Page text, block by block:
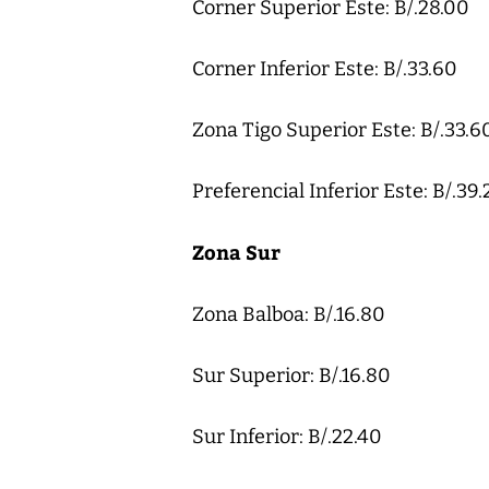
Corner Superior Este: B/.28.00
Corner Inferior Este: B/.33.60
Zona Tigo Superior Este: B/
Preferencial Inferior Este: B/
Zona Sur
Zona Balboa: B/.16.80
Sur Superior: B/.16.80
Sur Inferior: B/.22.40